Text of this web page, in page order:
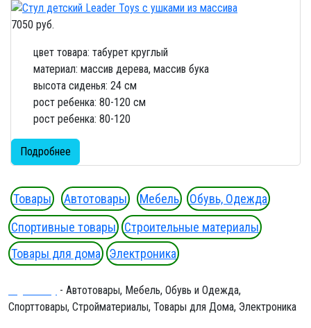
7050 руб.
цвет товара: табурет круглый
материал: массив дерева, массив бука
высота сиденья: 24 см
рост ребенка: 80-120 см
рост ребенка: 80-120
Подробнее
Товары Автотовары Мебель
Обувь, Одежда
Спортивные товары
Строительные материалы
Товары для дома
Электроника
- Автотовары, Мебель, Обувь и Одежда,
Спорттовары, Стройматериалы, Товары для Дома, Электроника